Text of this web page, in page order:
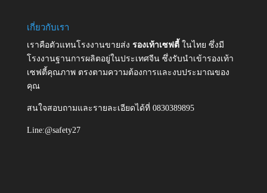
เกี่ยวกับเรา
เราคือตัวแทนโรงงานขายส่ง รองเท้าเซฟตี้ ในไทย ซึ่งมี
โรงงานฐานการผลิตอยู่ในประเทศจีน ซึ่งรับนำเข้ารองเท้า
เซฟตี้คุณภาพ ตรงตามความต้องการและงบประมาณของ
คุณ
สนใจสอบถามและรายละเอียดได้ที่ 0830389895
Line:@safety27